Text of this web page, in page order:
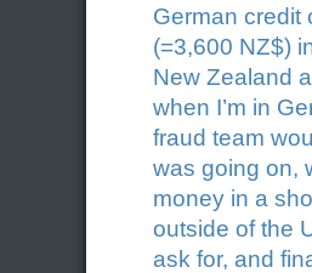
German credit
(=3,600 NZ$)
New Zealand
when I’m in
fraud team
was going on,
money in a
outside of the
ask for, and